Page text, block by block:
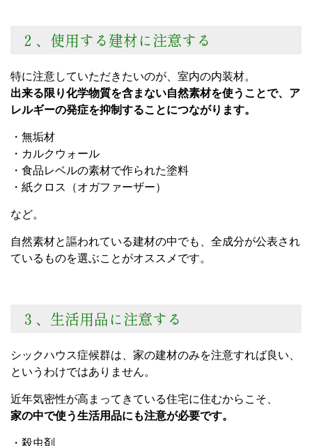
２、使用する建材に注意する
特に注意していただきたいのが、室内の内装材。
出来る限り化学物質を含まない自然素材を使うことで、ア
レルギーの発症を抑制することにつながります。
・無垢材
・カルクウォール
・食品レベルの素材で作られた塗料
・紙クロス（オガファーザー）
など。
自然素材と謳われている建材の中でも、全成分が公表され
ているものを選ぶことがオススメです。
３、生活用品に注意する
シックハウス症候群は、家の建材のみを注意すれば良い、
というわけではありません。
近年気密性が高まってきている住宅に住むからこそ、
家の中で使う生活用品にも注意が必要です。
・殺虫剤